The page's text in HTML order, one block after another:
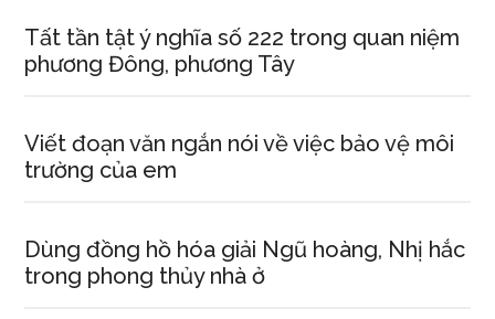
Tất tần tật ý nghĩa số 222 trong quan niệm
phương Đông, phương Tây
Viết đoạn văn ngắn nói về việc bảo vệ môi
trường của em
Dùng đồng hồ hóa giải Ngũ hoàng, Nhị hắc
trong phong thủy nhà ở